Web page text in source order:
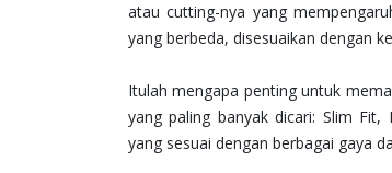
atau cutting-nya yang
yang berbeda, disesuaikan dengan
Itulah mengapa penting untuk
yang paling banyak dicari: Slim Fit,
yang sesuai dengan berbagai gaya